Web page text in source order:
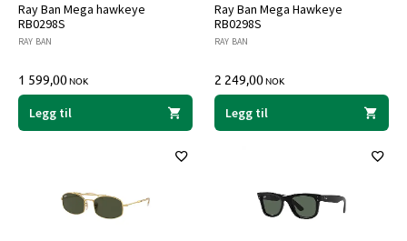
Ray Ban Mega hawkeye
RB0298S
RAY BAN
1 599,00NOK
Legg til
Ray Ban Mega Hawkeye
RB0298S
RAY BAN
2 249,00NOK
Legg til